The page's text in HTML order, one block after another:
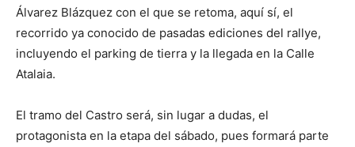
Álvarez Blázquez con el que se retoma, aquí sí, el
recorrido ya conocido de pasadas ediciones del rallye,
incluyendo el parking de tierra y la llegada en la Calle
Atalaia.
El tramo del Castro será, sin lugar a dudas, el
protagonista en la etapa del sábado, pues formará parte